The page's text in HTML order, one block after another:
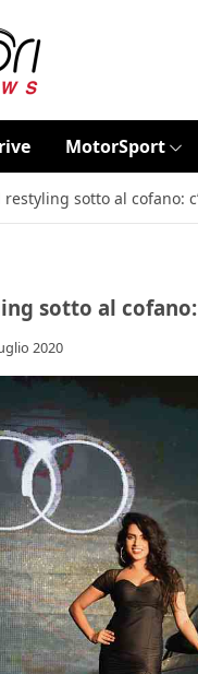
MotorSport
sotto al cofano:
sotto al cofano:
2020